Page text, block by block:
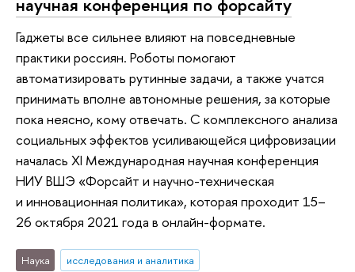
научная конференция по форсайту
Гаджеты все сильнее влияют на повседневные
практики россиян. Роботы помогают
автоматизировать рутинные задачи, а также учатся
принимать вполне автономные решения, за которые
пока неясно, кому отвечать. С комплексного анализа
социальных эффектов усиливающейся цифровизации
началась XI Международная научная конференция
НИУ ВШЭ «Форсайт и научно-техническая
и инновационная политика», которая проходит 15–
26 октября 2021 года в онлайн-формате.
Наука
исследования и аналитика